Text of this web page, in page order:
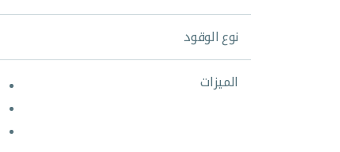
نوع الوقود
الميزات